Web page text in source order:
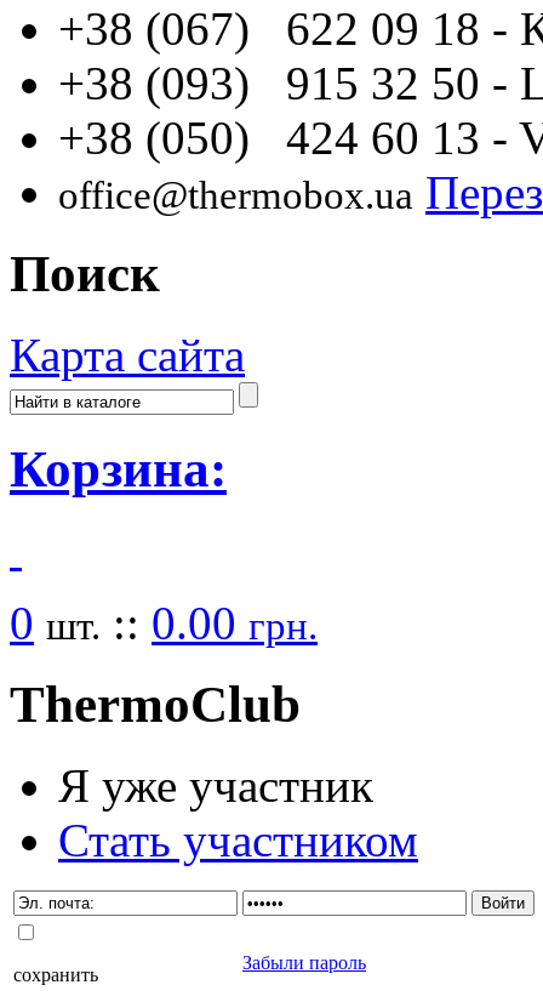
+38 (067) 622 09 18 -
+38 (093) 915 32 50 -
+38 (050) 424 60 13 -
office@thermobox.ua
Поиск
Карта сайта
Корзина:
0 шт. :: 0.00 грн.
ThermoClub
Я уже участник
Стать участником
сохранить
Забыли пароль